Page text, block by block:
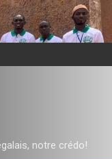
notre crédo!